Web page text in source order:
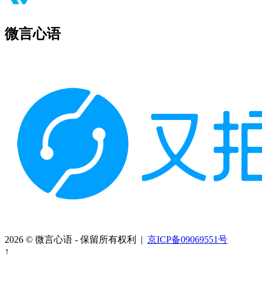
微言心语
2026 © 微言心语 - 保留所有权利 | 京ICP备09069551号
↑